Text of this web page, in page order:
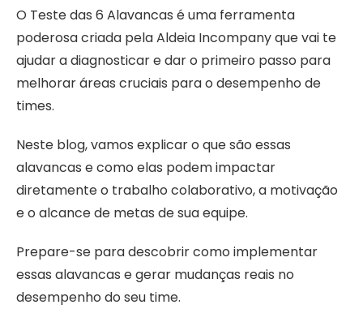
O Teste das 6 Alavancas é uma ferramenta
poderosa criada pela Aldeia Incompany que vai te
ajudar a diagnosticar e dar o primeiro passo para
melhorar áreas cruciais para o desempenho de
times.
Neste blog, vamos explicar o que são essas
alavancas e como elas podem impactar
diretamente o trabalho colaborativo, a motivação
e o alcance de metas de sua equipe.
Prepare-se para descobrir como implementar
essas alavancas e gerar mudanças reais no
desempenho do seu time.